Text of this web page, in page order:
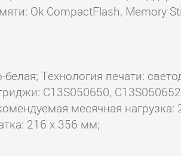
Ok CompactFlash, Memory
Технология печати:
C13S050650,
месячная
216 x 356 мм;